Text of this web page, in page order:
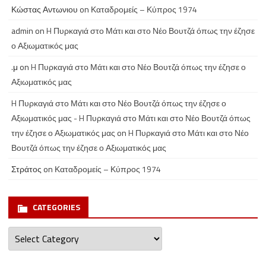
Κώστας Αντωνιου on Καταδρομείς – Κύπρος 1974
admin onH Πυρκαγιά στο Μάτι και στο Νέο Βουτζά όπως την έζησε
ο Αξιωματικός μας
.μ onH Πυρκαγιά στο Μάτι και στο Νέο Βουτζά όπως την έζησε ο
Αξιωματικός μας
H Πυρκαγιά στο Μάτι και στο Νέο Βουτζά όπως την έζησε ο
Αξιωματικός μας - H Πυρκαγιά στο Μάτι και στο Νέο Βουτζά όπως
την έζησε ο Αξιωματικός μας onH Πυρκαγιά στο Μάτι και στο Νέο
Βουτζά όπως την έζησε ο Αξιωματικός μας
Στράτος on Καταδρομείς – Κύπρος 1974
CATEGORIES
Categories